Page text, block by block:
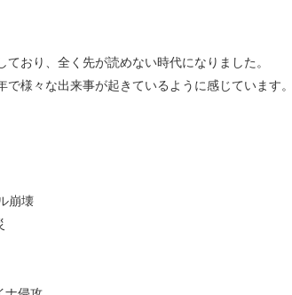
ており、全く先が読めない時代になりました。
で様々な出来事が起きているように感じています。
崩壊